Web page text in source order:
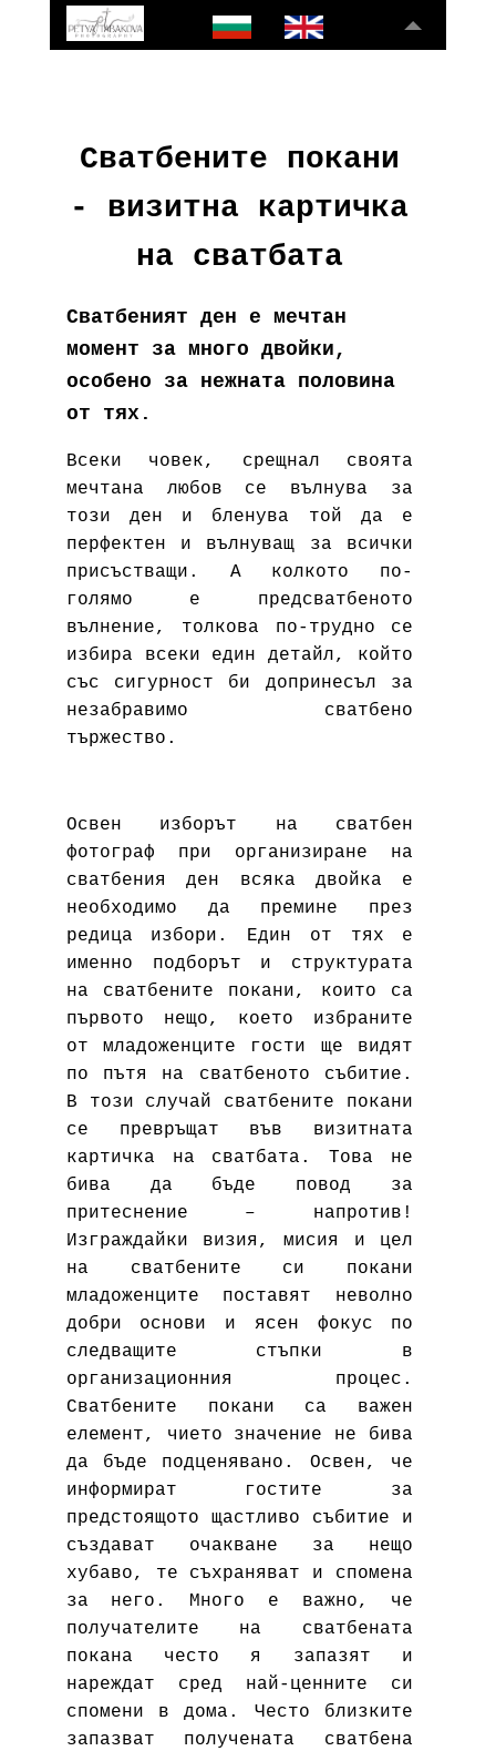
Сватбените покани
- визитна картичка
на сватбата
Сватбеният ден е мечтан
момент за много двойки,
особено за нежната половина
от тях.
Всеки човек, срещнал своята
мечтана любов се вълнува за
този ден и бленува той да е
перфектен и вълнуващ за всички
присъстващи. А колкото по-
голямо е предсватбеното
вълнение, толкова по-трудно се
избира всеки един детайл, който
със сигурност би допринесъл за
незабравимо сватбено
тържество.
Освен изборът на сватбен
фотограф при организиране на
сватбения ден всяка двойка е
необходимо да премине през
редица избори. Един от тях е
именно подборът и структурата
на сватбените покани, които са
първото нещо, което избраните
от младоженците гости ще видят
по пътя на сватбеното събитие.
В този случай сватбените покани
се превръщат във визитната
картичка на сватбата. Това не
бива да бъде повод за
притеснение – напротив!
Изграждайки визия, мисия и цел
на сватбените си покани
младоженците поставят неволно
добри основи и ясен фокус по
следващите стъпки в
организационния процес.
Сватбените покани са важен
елемент, чието значение не бива
да бъде подценявано. Освен, че
информират гостите за
предстоящото щастливо събитие и
създават очакване за нещо
хубаво, те съхраняват и спомена
за него. Много е важно, че
получателите на сватбената
покана често я запазят и
нареждат сред най-ценните си
спомени в дома. Често близките
запазват получената сватбена